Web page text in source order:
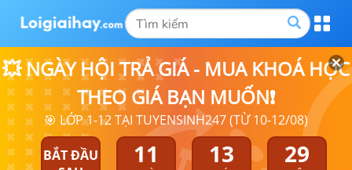
💥 NGÀY HỘI TRẢ GIÁ - MUA KHOÁ HỌC
THEO GIÁ BẠN MUỐN❗
🎯 LỚP 1-12 TẠI TUYENSINH247 (TỪ 10-12/08)
BẮT ĐẦU
11 13 29